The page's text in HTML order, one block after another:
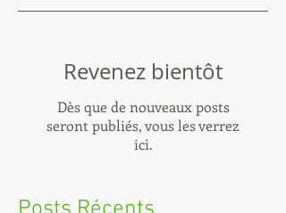
Revenez bientôt
Dès que de nouveaux posts
seront publiés, vous les verrez
ici.